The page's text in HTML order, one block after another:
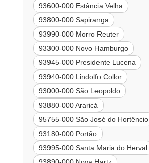
93600-000 Estância Velha
93800-000 Sapiranga
93990-000 Morro Reuter
93300-000 Novo Hamburgo
93945-000 Presidente Lucena
93940-000 Lindolfo Collor
93000-000 São Leopoldo
93880-000 Araricá
95755-000 São José do Hortêncio
93180-000 Portão
93995-000 Santa Maria do Herval